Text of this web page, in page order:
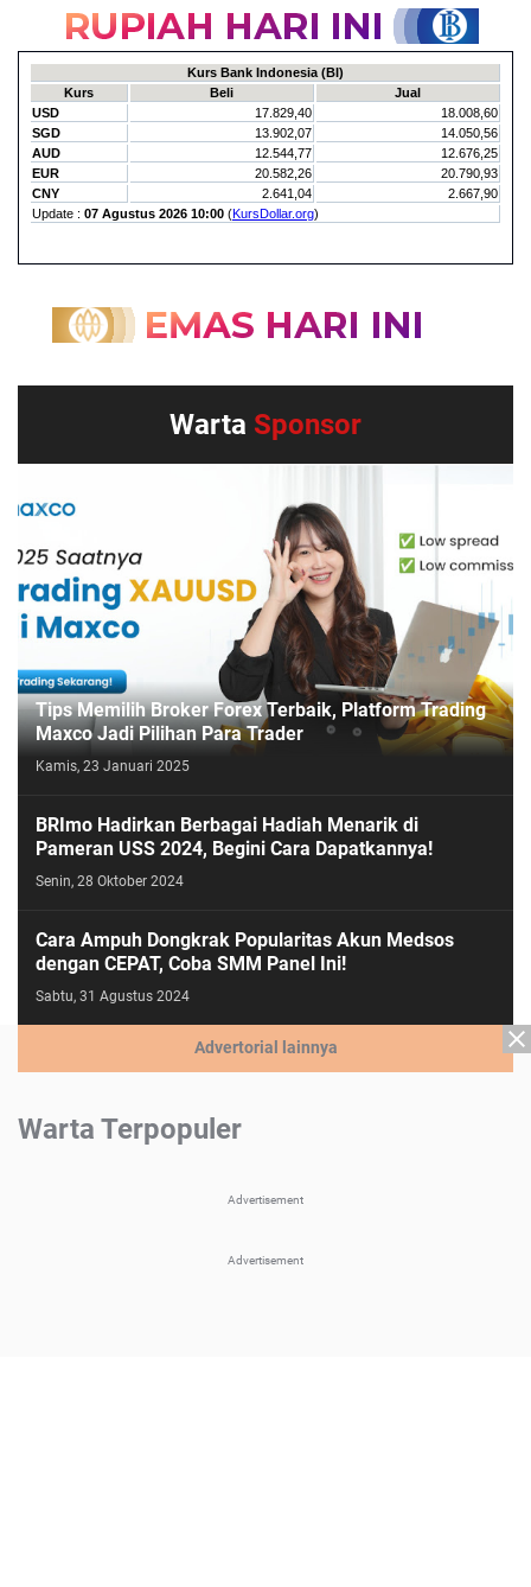
Warta Sponsor
Tips Memilih Broker Forex Terbaik, Platform Trading
Maxco Jadi Pilihan Para Trader
Kamis, 23 Januari 2025
BRImo Hadirkan Berbagai Hadiah Menarik di
Pameran USS 2024, Begini Cara Dapatkannya!
Senin, 28 Oktober 2024
Cara Ampuh Dongkrak Popularitas Akun Medsos
dengan CEPAT, Coba SMM Panel Ini!
Sabtu, 31 Agustus 2024
Advertorial lainnya
Warta Terpopuler
Advertisement
Advertisement